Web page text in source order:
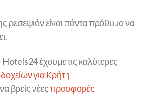
ρεσεψιόν είναι πάντα πρόθυμο να
έχουμε τις καλύτερες
για Κρήτη
βρείς νέεςπροσφορές